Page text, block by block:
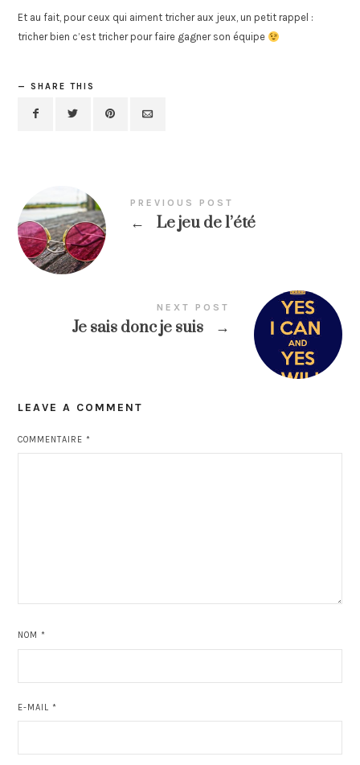
Et au fait, pour ceux qui aiment tricher aux jeux, un petit rappel :
tricher bien c’est tricher pour faire gagner son équipe
SHARE THIS
PREVIOUS POST
← Le jeu de l’été
NEXT POST
Je sais donc je suis →
LEAVE A COMMENT
COMMENTAIRE*
NOM*
E-MAIL*